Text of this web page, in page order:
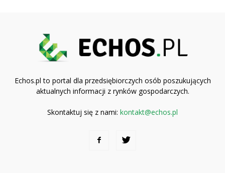
Echos.pl to portal dla przedsiębiorczych osób poszukujących
aktualnych informacji z rynków gospodarczych.
Skontaktuj się z nami: kontakt@echos.pl